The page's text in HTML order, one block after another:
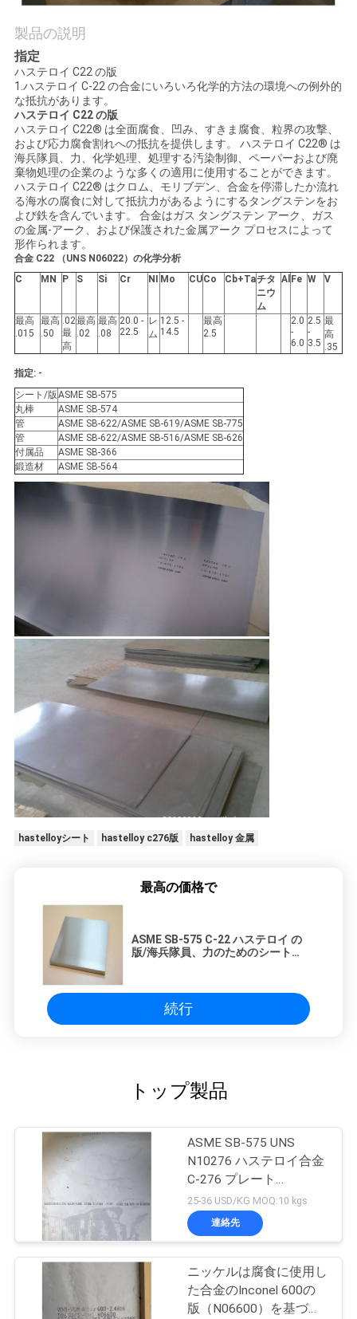
連
絡
し
な
さ
い
ニ
ュ
ー
ス
場
合
COMPANY
NEWS
図
PRIVACY
POLICY
製品の説明
指定
ハステロイ C22 の版
1.ハステロイ C-22 の合金にいろいろ化学的方法の環境への例外的
な抵抗があります。
ハステロイ C22 の版
ハステロイ C22® は全面腐食、凹み、すきま腐食、粒界の攻撃、
および応力腐食割れへの抵抗を提供します。 ハステロイ C22® は
海兵隊員、力、化学処理、処理する汚染制御、ペーパーおよび廃
棄物処理の企業のような多くの適用に使用することができます。
ハステロイ C22® はクロム、モリブデン、合金を停滞したか流れ
る海水の腐食に対して抵抗力があるようにするタングステンをお
よび鉄を含んでいます。 合金はガス タングステン アーク、ガス
の金属-アーク、および保護された金属アーク プロセスによって
形作られます。
合金 C22 （UNS N06022）の化学分析
C
MN P S Si Cr NI Mo CUCo Cb+Taチタ
ニウ
ム
Al Fe W V
最高
.015
最高
.50
.02
最
高
最高
.02
最高
.08
20.0 -
22.5
レ
ム
12.5 -
14.5
最高
2.5
2.0
-
6.0
2.5
-
3.5
最
高
.35
指定: -
シート/版ASME SB-575
丸棒
ASME SB-574
管
ASME SB-622/ASME SB-619/ASME SB-775
管
ASME SB-622/ASME SB-516/ASME SB-626
付属品
ASME SB-366
鍛造材
ASME SB-564
hastelloyシート hastelloy c276版 hastelloy 金属
最高の価格で
ASME SB-575 C-22 ハステロイ の
版/海兵隊員、力のためのシート
続行
トップ製品
ASME SB-575 UNS
N10276 ハステロイ合金
C-276 プレート
3*1220*2440MM
25-36 USD/KG MOQ:10 kgs
連絡先
ニッケルは腐食に使用し
た合金のInconel 600の
版（N06600）を基づか